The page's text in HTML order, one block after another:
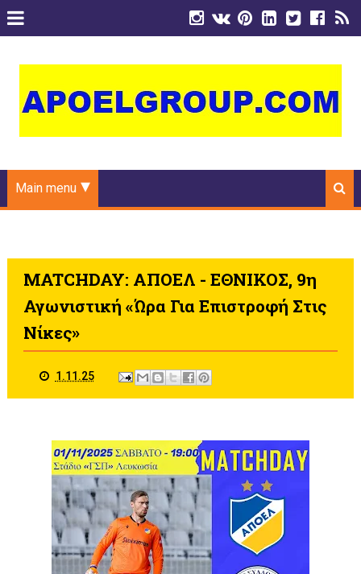
Main menu
MATCHDAY: ΑΠΟΕΛ - ΕΘΝΙΚΟΣ, 9η
Αγωνιστική «Ώρα Για Επιστροφή Στις
Νίκες»
1.11.25